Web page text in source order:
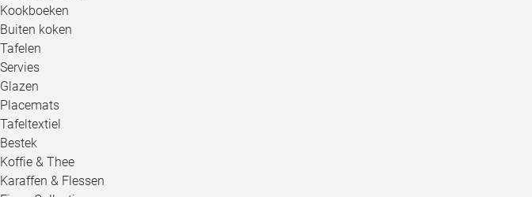
Kookboeken
Buiten koken
Tafelen
Servies
Glazen
Placemats
Tafeltextiel
Bestek
Koffie & Thee
Karaffen & Flessen